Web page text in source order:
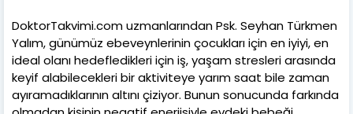
DoktorTakvimi.com uzmanlarından Psk. Seyhan Türkmen
Yalım, günümüz ebeveynlerinin çocukları için en iyiyi, en
ideal olanı hedefledikleri için iş, yaşam stresleri arasında
keyif alabilecekleri bir aktiviteye yarım saat bile zaman
ayıramadıklarının altını çiziyor. Bunun sonucunda farkında